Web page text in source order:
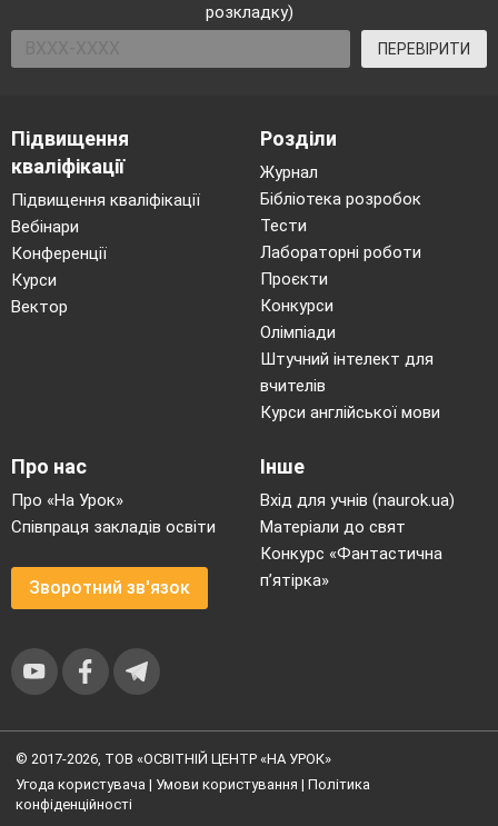
розкладку)
ПЕРЕВІРИТИ
Підвищення
кваліфікації
Підвищення кваліфікації
Вебінари
Конференції
Курси
Вектор
Розділи
Журнал
Бібліотека розробок
Тести
Лабораторні роботи
Проєкти
Конкурси
Олімпіади
Штучний інтелект для
вчителів
Курси англійської мови
Про нас
Про «На Урок»
Співпраця закладів освіти
Зворотний зв'язок
Інше
Вхід для учнів (naurok.ua)
Матеріали до свят
Конкурс «Фантастична
п’ятірка»
© 2017-2026, ТОВ «ОСВІТНІЙ ЦЕНТР «НА УРОК»
Угода користувача | Умови користування | Політика
конфіденційності